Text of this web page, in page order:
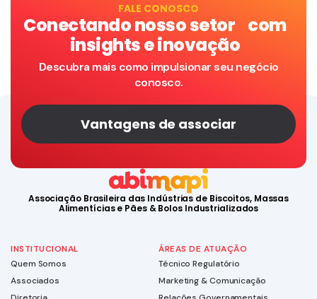
FALE CONOSCO
Conectando nosso setor com
insights e inovação
Descubra mais como impulsionar seu negócio
conosco.
Vantagens de associar
Associação Brasileira das Indústrias de Biscoitos, Massas
Alimentícias e Pães & Bolos Industrializados
INSTITUCIONAL
Quem Somos
Associados
ÁREAS DE ATUAÇÃO
Técnico Regulatório
Marketing & Comunicação